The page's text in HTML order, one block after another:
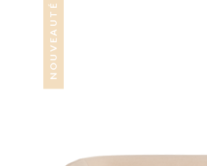
NOUVEAUTÉ